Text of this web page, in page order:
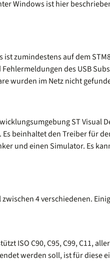
Windows ist hier
ist zumindestens auf dem
des USB
wurden im Netz nicht
ST Visual
beinhaltet den Treiber für
und einen Simulator. Es
4 verschiedenen.
ISO C90, C95, C99, C11,
werden soll, ist für diese